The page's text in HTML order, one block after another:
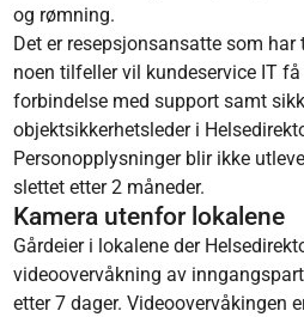
og rømning.
Det er resepsjonsansatte som har
noen tilfeller vil kundeservice IT
forbindelse med support samt
objektsikkerhetsleder i
Personopplysninger blir ikke
slettet etter 2 måneder.
Kamera utenfor lokalene
Gårdeier i lokalene der
videoovervåkning av
etter 7 dager. Videoovervåkingen